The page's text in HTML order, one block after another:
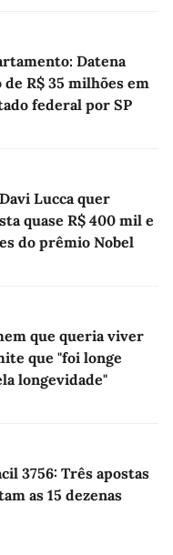
Datena
R$ 35 milhões em
federal por SP
Lucca quer
quase R$ 400 mil e
do prêmio Nobel
que queria viver
que "foi longe
longevidade"
3756: Três apostas
as 15 dezenas